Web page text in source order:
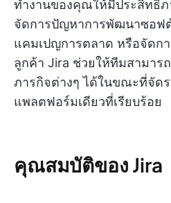
ทำงานของคุณให้มีประสิทธิ
จัดการปัญหาการพัฒนาซอฟ
แคมเปญการตลาด หรือจัดก
ลูกค้า Jira ช่วยให้ทีมสามาร
ภารกิจต่างๆ ได้ในขณะที่จัดร
แพลตฟอร์มเดียวที่เรียบร้อย
คุณสมบัติของ Jira